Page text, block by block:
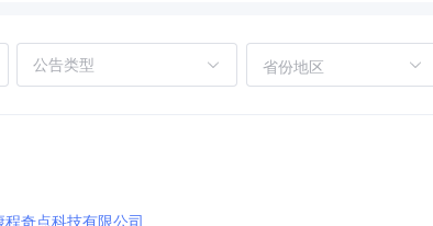
省份地区
程奇点科技有限公司